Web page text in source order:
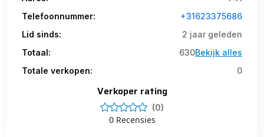
Telefoonnummer:
+31623375686
Lid sinds:
2 jaar geleden
Totaal:
630Bekijk alles
Totale verkopen:
0
Verkoper rating
(0)
0 Recensies